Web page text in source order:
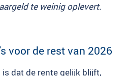
te weinig oplevert.
voor de rest van 2026
dat de rente gelijk blijft,